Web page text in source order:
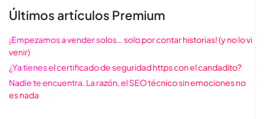
Últimos artículos Premium
¡Empezamos a vender solos… solo por contar historias! (y no lo vi
venir)
¿Ya tienes el certificado de seguridad https con el candadito?
Nadie te encuentra. La razón, el SEO técnico sin emociones no
es nada